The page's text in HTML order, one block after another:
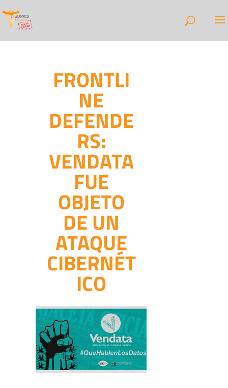
FRONTLI
NE
DEFENDE
RS:
VENDATA
FUE
OBJETO
DE UN
ATAQUE
CIBERNÉT
ICO